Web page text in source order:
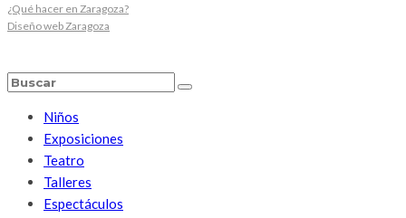
¿Qué hacer en Zaragoza?
Diseño web Zaragoza
Niños
Exposiciones
Teatro
Talleres
Espectáculos